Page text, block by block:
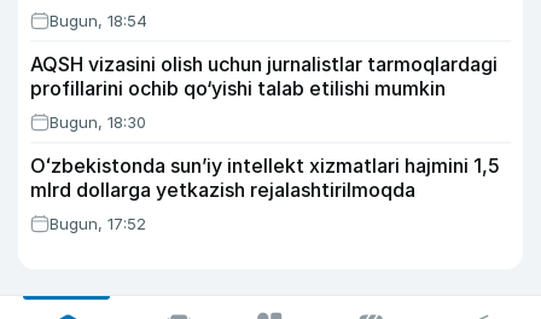
Bugun, 18:54
AQSH vizasini olish uchun jurnalistlar tarmoqlardagi
profillarini ochib qo‘yishi talab etilishi mumkin
Bugun, 18:30
Oʻzbekistonda sunʼiy intellekt xizmatlari hajmini 1,5
mlrd dollarga yetkazish rejalashtirilmoqda
Bugun, 17:52